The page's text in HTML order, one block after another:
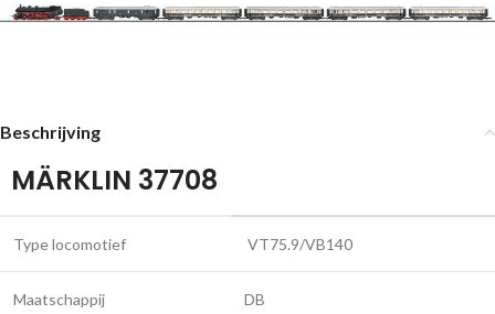
Beschrijving
MÄRKLIN 37708
Type locomotief VT75.9/VB140
Maatschappij DB